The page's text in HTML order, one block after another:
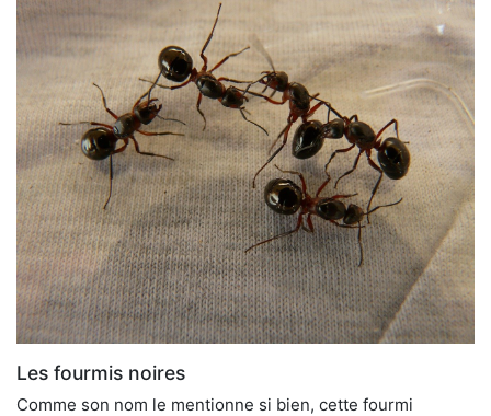
Les fourmis noires
Comme son nom le mentionne si bien, cette fourmi